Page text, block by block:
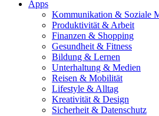
Apps
Kommunikation & Soziale
Produktivität & Arbeit
Finanzen & Shopping
Gesundheit & Fitness
Bildung & Lernen
Unterhaltung & Medien
Reisen & Mobilität
Lifestyle & Alltag
Kreativität & Design
Sicherheit & Datenschutz